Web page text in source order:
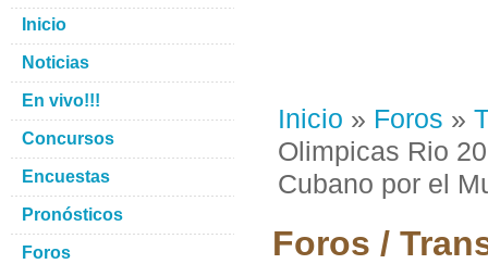
Inicio » Foros »
Olimpicas Rio
Cubano por el
Foros /
Inicio
Noticias
En vivo!!!
Concursos
Encuestas
Pronósticos
Foros